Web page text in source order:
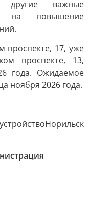
другие важные
на повышение
проспекте, 17, уже
проспекте, 13,
года. Ожидаемое
ноября 2026 года.